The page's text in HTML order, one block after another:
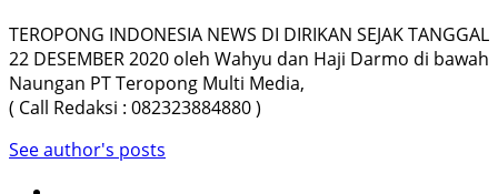
TEROPONG INDONESIA NEWS DI DIRIKAN SEJAK TANGGAL
22 DESEMBER 2020 oleh Wahyu dan Haji Darmo di bawah
Naungan PT Teropong Multi Media,
( Call Redaksi : 082323884880 )
See author's posts